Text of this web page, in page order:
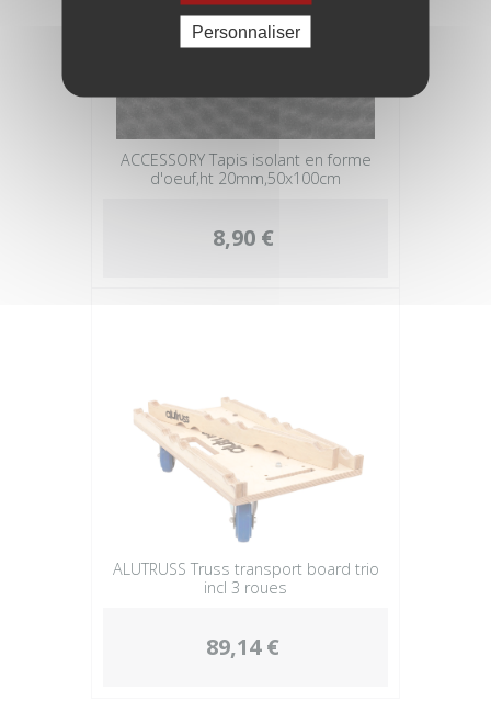
ACCESSORY Tapis isolant en forme
d'oeuf,ht 20mm,50x100cm
8,90 €
ALUTRUSS Truss transport board trio
incl 3 roues
89,14 €
Personnaliser